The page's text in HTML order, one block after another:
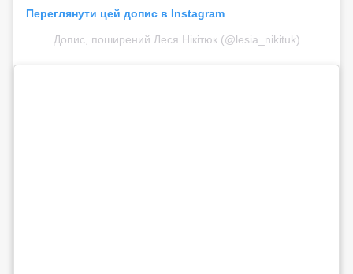
Переглянути цей допис в Instagram
Допис, поширений Леся Нікітюк (@lesia_nikituk)